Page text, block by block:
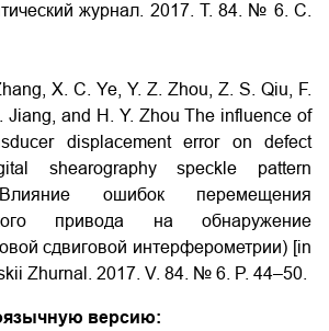
журнал. 2017. Т. 84. № 6. С.
X. C. Ye, Y. Z. Zhou, Z. S. Qiu, F.
Jiang, and H. Y. Zhou The influence of
displacement error on defect
shearography speckle pattern
ошибок перемещения
привода на обнаружение
сдвиговой интерферометрии) [in
Zhurnal. 2017. V. 84. № 6. P. 44–50.
версию: